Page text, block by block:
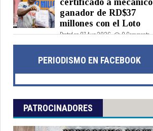
ganador de RD$37
millones con el Loto
Posted on 07 Aug 2026 - 0 Comments
PERIODISMO EN FACEBOOK
PATROCINADORES